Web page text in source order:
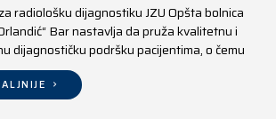
radiološku dijagnostiku JZU Opšta bolnica
Bar nastavlja da pruža kvalitetnu i
dijagnostičku podršku pacijentima, o čemu
i rezultati ostvareni u periodu od 1. januara
2026. godine.